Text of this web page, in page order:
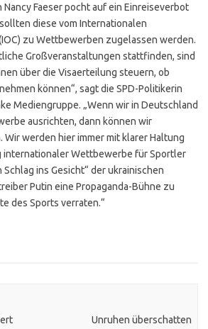
Faeser pocht auf ein Einreiseverbot
diese vom Internationalen
zu Wettbewerben zugelassen werden.
Großveranstaltungen stattfinden, sind
über die Visaerteilung steuern, ob
können“, sagt die SPD-Politikerin
Mediengruppe. „Wenn wir in Deutschland
ausrichten, dann können wir
werden hier immer mit klarer Haltung
internationaler Wettbewerbe für Sportler
Schlag ins Gesicht“ der ukrainischen
Putin eine Propaganda-Bühne zu
des Sports verraten.“
Unruhen überschatten